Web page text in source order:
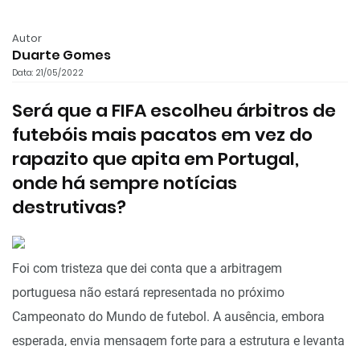
Autor
Duarte Gomes
Data: 21/05/2022
Será que a FIFA escolheu árbitros de
futebóis mais pacatos em vez do
rapazito que apita em Portugal,
onde há sempre notícias
destrutivas?
Foi com tristeza que dei conta que a arbitragem
portuguesa não estará representada no próximo
Campeonato do Mundo de futebol. A ausência, embora
esperada, envia mensagem forte para a estrutura e levanta